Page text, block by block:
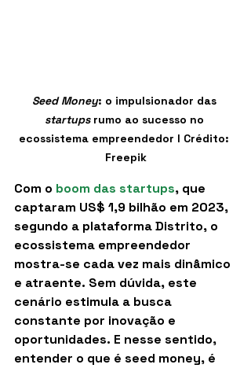
Seed Money: o impulsionador das
startups rumo ao sucesso no
ecossistema empreendedor I Crédito:
Freepik
Com o boom das startups, que
captaram US$ 1,9 bilhão em 2023,
segundo a plataforma Distrito, o
ecossistema empreendedor
mostra-se cada vez mais dinâmico
e atraente. Sem dúvida, este
cenário estimula a busca
constante por inovação e
oportunidades. E nesse sentido,
entender o que é seed money, é